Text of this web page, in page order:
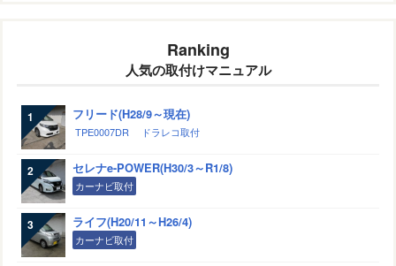
Ranking
人気の取付けマニュアル
フリード(H28/9～現在)
TPE0007DR ドラレコ取付
セレナe-POWER(H30/3～R1/8)
カーナビ取付
ライフ(H20/11～H26/4)
カーナビ取付